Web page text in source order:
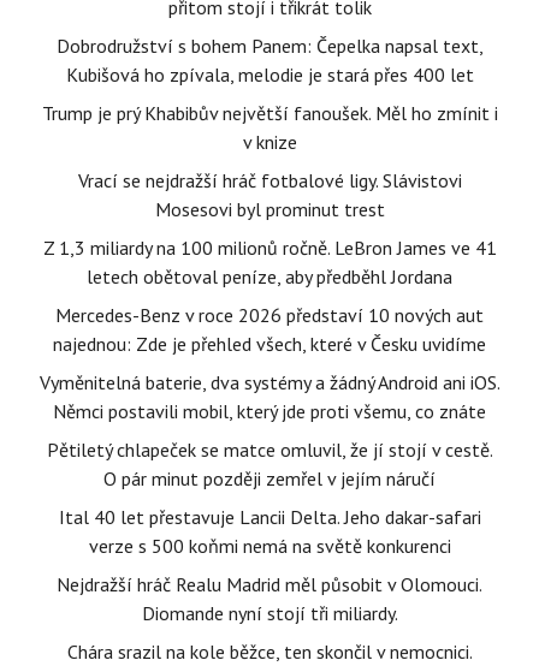
přitom stojí i třikrát tolik
Dobrodružství s bohem Panem: Čepelka napsal text,
Kubišová ho zpívala, melodie je stará přes 400 let
Trump je prý Khabibův největší fanoušek. Měl ho zmínit i
v knize
Vrací se nejdražší hráč fotbalové ligy. Slávistovi
Mosesovi byl prominut trest
Z 1,3 miliardy na 100 milionů ročně. LeBron James ve 41
letech obětoval peníze, aby předběhl Jordana
Mercedes-Benz v roce 2026 představí 10 nových aut
najednou: Zde je přehled všech, které v Česku uvidíme
Vyměnitelná baterie, dva systémy a žádný Android ani iOS.
Němci postavili mobil, který jde proti všemu, co znáte
Pětiletý chlapeček se matce omluvil, že jí stojí v cestě.
O pár minut později zemřel v jejím náručí
Ital 40 let přestavuje Lancii Delta. Jeho dakar-safari
verze s 500 koňmi nemá na světě konkurenci
Nejdražší hráč Realu Madrid měl působit v Olomouci.
Diomande nyní stojí tři miliardy.
Chára srazil na kole běžce, ten skončil v nemocnici.